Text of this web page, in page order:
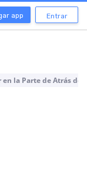
app Entrar
en la Parte de Atrás de